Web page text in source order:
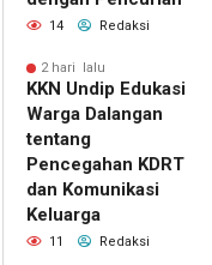
14 Redaksi
2 hari lalu
KKN Undip Edukasi
Warga Dalangan
tentang
Pencegahan KDRT
dan Komunikasi
Keluarga
11 Redaksi